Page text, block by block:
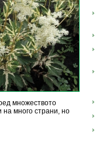
множеството
много страни, но